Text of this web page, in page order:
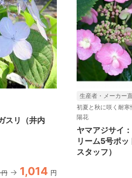
スリ（井内
円 1,014 円
生産者・メーカー
初夏と秋に咲く耐
陽花
ヤマアジサイ
リーム5号ポ
スタッフ）